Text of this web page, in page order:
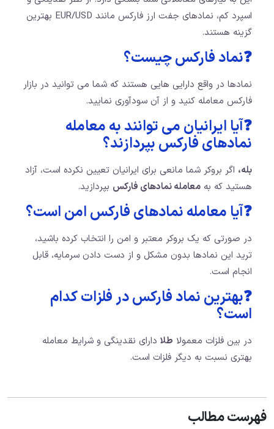
اسپرد کم، نمادهای جفت ارز فارکس مانند EUR/USD بهترین
گزینه هستند.
❓نماد فارکس چیست؟
نمادها در واقع دارایی هایی هستند که شما می توانید در بازار
فارکس معامله کنید و از آن سودآوری نمایید.
❓آیا ایرانیان می توانند به معامله
نمادهای فارکس بپردازند؟
بله، اگر بروکر شما مانعی برای ایرانیان تعیین نکرده است، آزاد
هستید که به معامله نمادهای فارکس بپردازید.
❓آیا معامله نمادهای فارکس امن است؟
در صورتی که یک بروکر معتبر و امن را انتخاب کرده باشید،
ترید این نمادها بدون مشکل و از دست دادن سرمایه، قابل
انجام است.
❓بهترین نماد فارکس در فلزات کدام
است؟
در بین فلزات معمولا طلا دارای نقدینگی و شرایط معامله
بهتری نسبت به دیگر فلزات است.
فهرست مطالب